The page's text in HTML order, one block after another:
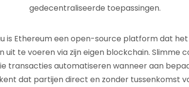
gedecentraliseerde toepassingen.
is Ethereum een open-source platform dat
te voeren via zijn eigen blockchain. Slimme
transacties automatiseren wanneer aan
dat partijen direct en zonder tussenkomst